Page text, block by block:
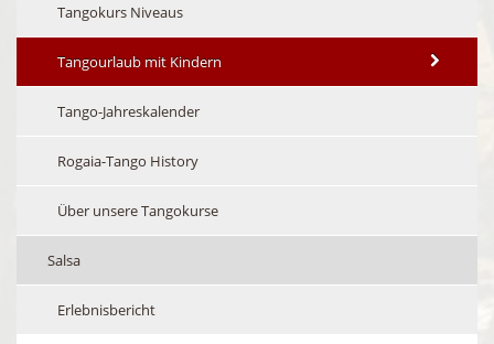
Tangokurs Niveaus
Tangourlaub mit Kindern
Tango-Jahreskalender
Rogaia-Tango History
Über unsere Tangokurse
Salsa
Erlebnisbericht